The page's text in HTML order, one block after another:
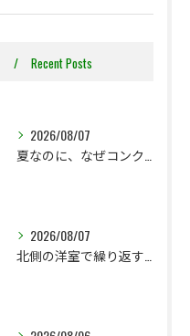
Recent Posts
2026/08/07
夏なのに、なぜコンクリート直張り壁紙のカビ相談が増えるのでしょうか？
2026/08/07
北側の洋室で繰り返す壁紙カビ｜コンクリート下地なら結露対策も選択肢です